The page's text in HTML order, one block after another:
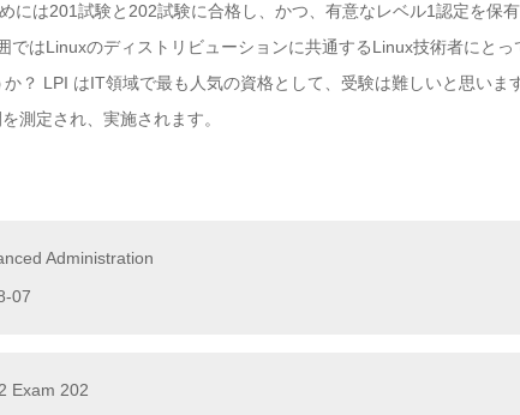
には201試験と202試験に合格し、かつ、有意なレベル1認定を保
ではLinuxのディストリビューションに共通するLinux技術者にとっ
？ LPI はIT領域で最も人気の資格として、受験は難しいと思い
測定され、実施されます。
Administration
07
Exam 202